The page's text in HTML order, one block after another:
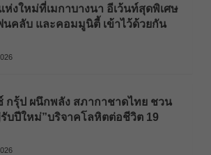
ห่งใหม่ที่เมกาบางนา อีเว้นท์สุดพิเศษ
คลับ และคอมมูนิตี้ เข้าไว้ด้วยกัน
กรุ้ป ผนึกพลัง สภากาชาดไทย ชวน
บปีใหม่”บริจาคโลหิตต่อชีวิต 19